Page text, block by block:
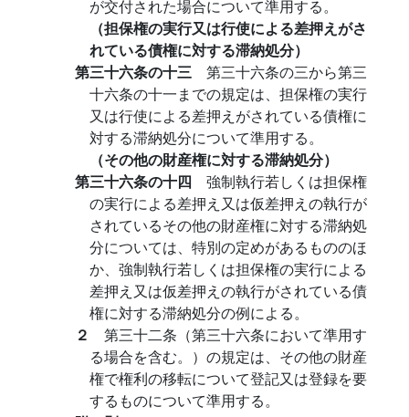
が交付された場合について準用する。
（担保権の実行又は行使による差押えがさ
れている債権に対する滞納処分）
第三十六条の十三 第三十六条の三から第三
十六条の十一までの規定は、担保権の実行
又は行使による差押えがされている債権に
対する滞納処分について準用する。
（その他の財産権に対する滞納処分）
第三十六条の十四 強制執行若しくは担保権
の実行による差押え又は仮差押えの執行が
されているその他の財産権に対する滞納処
分については、特別の定めがあるもののほ
か、強制執行若しくは担保権の実行による
差押え又は仮差押えの執行がされている債
権に対する滞納処分の例による。
２ 第三十二条（第三十六条において準用す
る場合を含む。）の規定は、その他の財産
権で権利の移転について登記又は登録を要
するものについて準用する。